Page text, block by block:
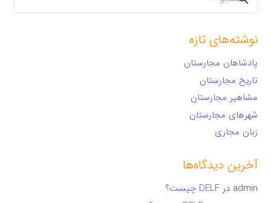
برای:
نوشته‌های تازه
پادشاهان مجارستان
تاریخ مجارستان
مشاهیر مجارستان
شهرهای مجارستان
زبان مجاری
آخرین دیدگاه‌ها
admin درDELF چیست؟